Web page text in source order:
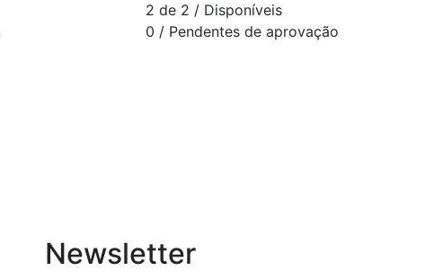
2 de 2 / Disponíveis
0 / Pendentes de aprovação
Newsletter